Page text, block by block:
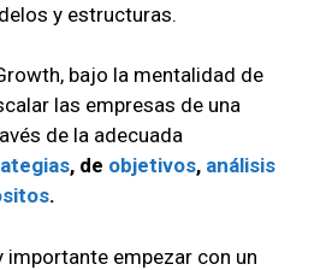
y estructuras.
bajo la mentalidad de
las empresas de una
de la adecuada
, de objetivos, análisis
.
importante empezar con un